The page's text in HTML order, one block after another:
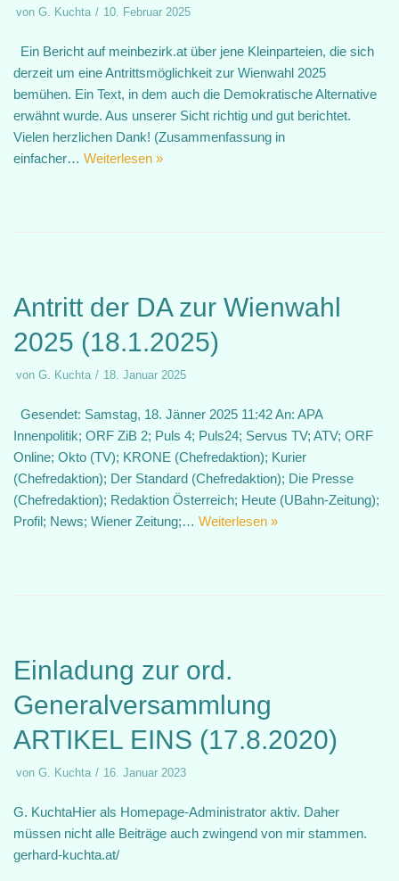
von G. Kuchta 10. Februar 2025
Ein Bericht auf meinbezirk.at über jene Kleinparteien, die sich
derzeit um eine Antrittsmöglichkeit zur Wienwahl 2025
bemühen. Ein Text, in dem auch die Demokratische Alternative
erwähnt wurde. Aus unserer Sicht richtig und gut berichtet.
Vielen herzlichen Dank! (Zusammenfassung in
einfacher… Weiterlesen »
Antritt der DA zur Wienwahl
2025 (18.1.2025)
von G. Kuchta 18. Januar 2025
Gesendet: Samstag, 18. Jänner 2025 11:42 An: APA
Innenpolitik; ORF ZiB 2; Puls 4; Puls24; Servus TV; ATV; ORF
Online; Okto (TV); KRONE (Chefredaktion); Kurier
(Chefredaktion); Der Standard (Chefredaktion); Die Presse
(Chefredaktion); Redaktion Österreich; Heute (UBahn-Zeitung);
Profil; News; Wiener Zeitung;… Weiterlesen »
Einladung zur ord.
Generalversammlung
ARTIKEL EINS (17.8.2020)
von G. Kuchta 16. Januar 2023
G. KuchtaHier als Homepage-Administrator aktiv. Daher
müssen nicht alle Beiträge auch zwingend von mir stammen.
gerhard-kuchta.at/